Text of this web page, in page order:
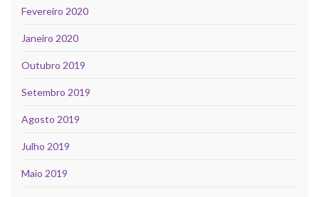
Fevereiro 2020
Janeiro 2020
Outubro 2019
Setembro 2019
Agosto 2019
Julho 2019
Maio 2019